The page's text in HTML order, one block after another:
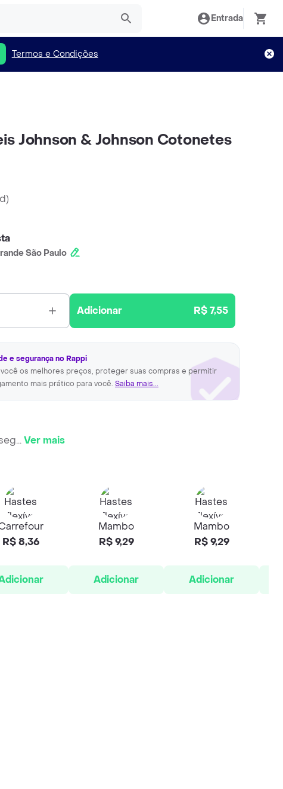
Entrada
Termos e Condições
Johnson & Johnson Cotonetes
)
São Paulo
Adicionar R$ 7,55
e segurança no Rappi
os melhores preços, proteger suas compras e permitir
mais prático para você. Saiba mais...
...Ver mais
R$ 8,36
Mambo
R$ 9,29
Adicionar
Mambo
R$ 9,29
Adicionar